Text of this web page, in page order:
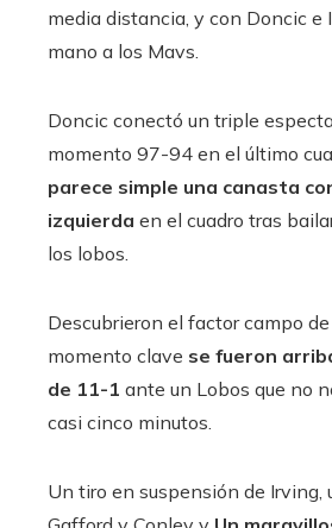
media distancia, y con Doncic e
mano a los Mavs.
Doncic conectó un triple
momento 97-94 en el último
parece simple una canasta
izquierda en el cuadro tras
los lobos.
Descubrieron el factor campo
momento clave se fueron
de 11-1 ante un Lobos que no
casi cinco minutos.
Un tiro en suspensión de Irving,